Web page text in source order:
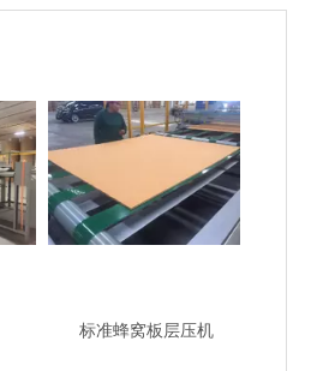
标准蜂窝板层压机